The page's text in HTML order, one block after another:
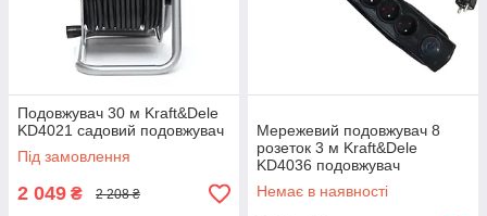
Подовжувач 30 м Kraft&Dele
KD4021 садовий подовжувач
Під замовлення
2 049 ₴ 2 208 ₴
Мережевий подовжувач 8
розеток 3 м Kraft&Dele
KD4036 подовжувач
Немає в наявності